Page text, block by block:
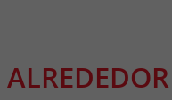
ALREDEDOR